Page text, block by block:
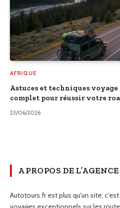
AFRIQUE
Astuces et techniques
complet pour réussir votre
23/06/2026
A PROPOS DE L’AGENCE
Autotours.fr est plus qu'un site,